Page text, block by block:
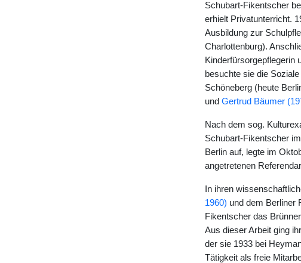
Schubart-Fikentscher
erhielt Privatunterricht.
Ausbildung zur
Charlottenburg).
Kinderfürsorgepflegerin
besuchte sie die
Schöneberg (heute
und Gertrud Bäumer
Nach dem sog.
Schubart-Fikentscher
Berlin auf, legte im
angetretenen
In ihren
1960) und dem Berliner
Fikentscher das
Aus dieser Arbeit ging
der sie 1933 bei
Tätigkeit als freie